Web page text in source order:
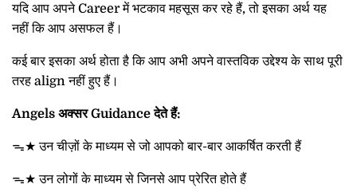
यदि आप अपने Career में भटकाव महसूस कर रहे हैं, तो इसका अर्थ यह
नहीं कि आप असफल हैं।
कई बार इसका अर्थ होता है कि आप अभी अपने वास्तविक उद्देश्य के साथ पूरी
तरह align नहीं हुए हैं।
Angels अक्सर Guidance देते हैं:
ᯓ★ उन चीज़ों के माध्यम से जो आपको बार-बार आकर्षित करती हैं
ᯓ★ उन लोगों के माध्यम से जिनसे आप प्रेरित होते हैं